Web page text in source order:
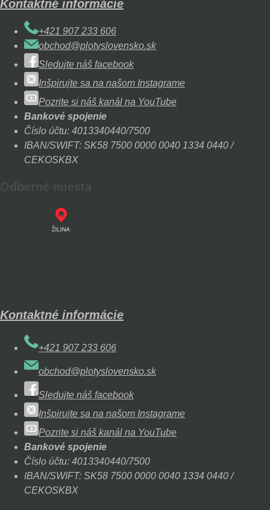
Kontaktné informácie
+421 907 233 606
obchod@plotyslovensko.sk
Sledujte náš facebook
Inšpirujte sa na našom Instagrame
Pozrite si náš kanál na YouTube
Bankové spojenie
Číslo účtu: 4013340440/7500
IBAN/SWIFT: SK58 7500 0000 0040 1334 0440 /
CEKOSKBX
Kontaktné informácie
+421 907 233 606
obchod@plotyslovensko.sk
Sledujte náš facebook
Inšpirujte sa na našom Instagrame
Pozrite si náš kanál na YouTube
Bankové spojenie
Číslo účtu: 4013340440/7500
IBAN/SWIFT: SK58 7500 0000 0040 1334 0440 /
CEKOSKBX